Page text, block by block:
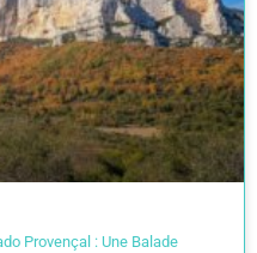
Provençal : Une Balade